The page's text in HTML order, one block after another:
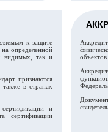
к защите
определенной
видимых, так и
признаются
в странах
и
сертификации